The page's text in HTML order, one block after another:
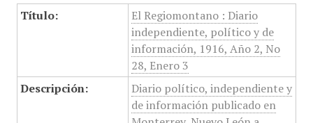
Título:
El Regiomontano : Diario
independiente, político y de
información, 1916, Año 2, No
28, Enero 3
Descripción:
Diario político, independiente y
de información publicado en